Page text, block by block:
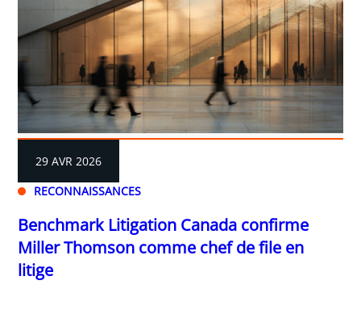
RECONNAISSANCES
29 AVR 2026
Benchmark Litigation Canada confirme
Miller Thomson comme chef de file en
litige